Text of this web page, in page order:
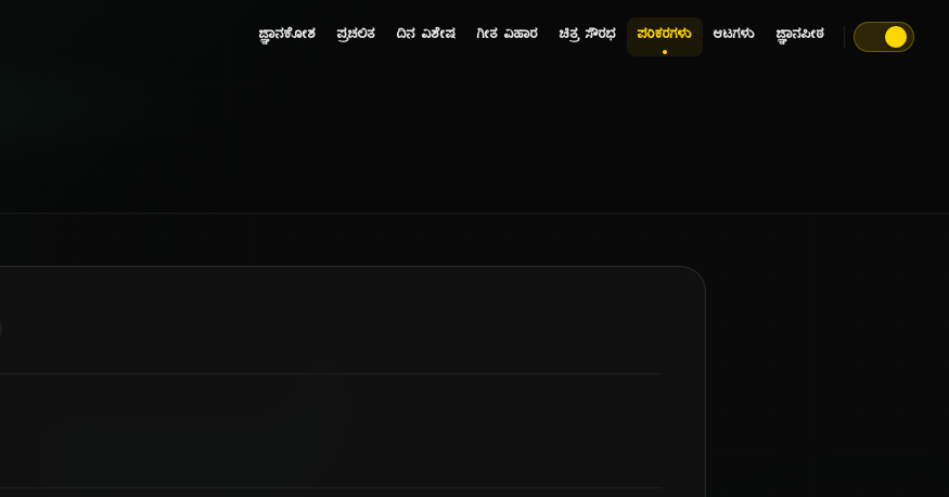
ಜ್ಞಾನಕೋಶ ಪ್ರಚಲಿತ ದಿನ ವಿಶೇಷ ಗೀತ ವಿಹಾರ ಚಿತ್ರ ಸೌರಭ ಪರಿಕರಗಳು ಆಟಗಳು ಜ್ಞಾನಪೀಠ